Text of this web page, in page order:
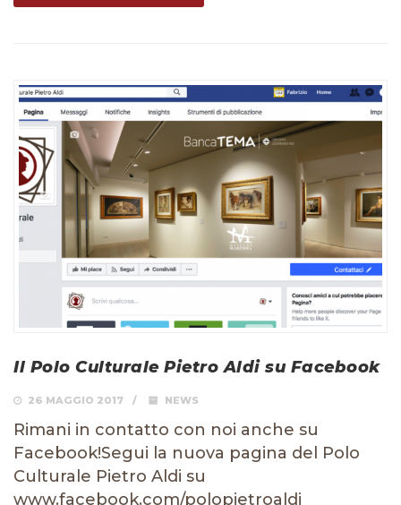
Il Polo Culturale Pietro Aldi su Facebook
26 MAGGIO 2017 NEWS
Rimani in contatto con noi anche su
Facebook!Segui la nuova pagina del Polo
Culturale Pietro Aldi su
www.facebook.com/polopietroaldi